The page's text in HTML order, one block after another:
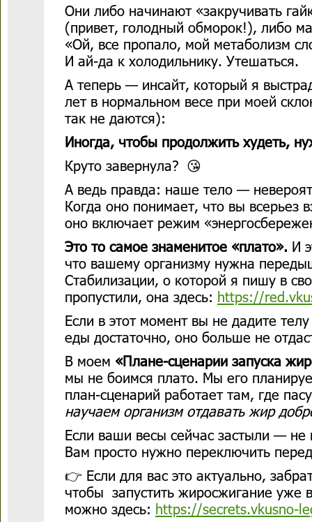
Они либо начинают «закручивать
(привет, голодный обморок!), либо
«Ой, все пропало, мой метаболизм
И ай-да к холодильнику. Утешаться.
А теперь — инсайт, который я
лет в нормальном весе при моей
так не даются):
Иногда, чтобы продолжить худеть,
Круто завернула? 😘
А ведь правда: наше тело —
Когда оно понимает, что вы всерьез
оно включает режим
Это то самое знаменитое «плато». И
что вашему организму нужна
Стабилизации, о которой я пишу в
пропустили, она здесь: https://
Если в этот момент вы не дадите
еды достаточно, оно больше не
В моем «Плане-сценарии запуска
мы не боимся плато. Мы его
план-сценарий работает там, где
научаем организм отдавать жир
Если ваши весы сейчас застыли — не
Вам просто нужно переключить
👉 Если для вас это актуально,
чтобы запустить жиросжигание уже
можно здесь: https://secrets.vkusno-